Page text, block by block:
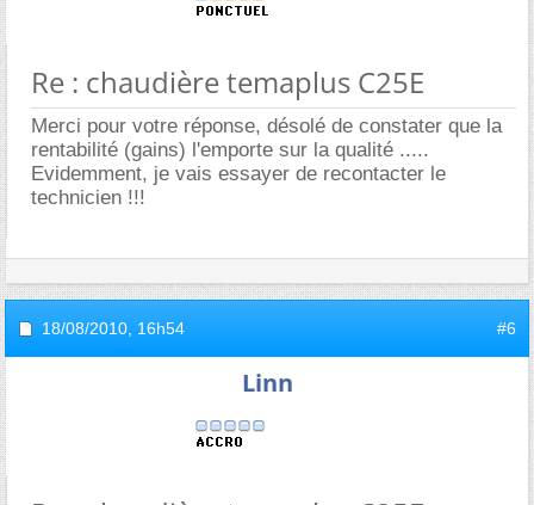
Re : chaudière temaplus C25E
Merci pour votre réponse, désolé de constater que la
rentabilité (gains) l'emporte sur la qualité .....
Evidemment, je vais essayer de recontacter le
technicien !!!
18/08/2010, 16h54 #6
Linn